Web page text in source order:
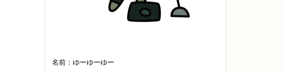
名前：ゆーゆーゆー